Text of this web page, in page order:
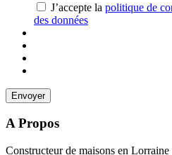
J’accepte la politique de
des données
A Propos
Constructeur de maisons en